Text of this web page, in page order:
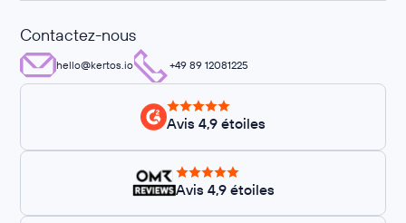
Contactez-nous
hello@kertos.io +49 89 12081225
Avis 4,9 étoiles
Avis 4,9 étoiles